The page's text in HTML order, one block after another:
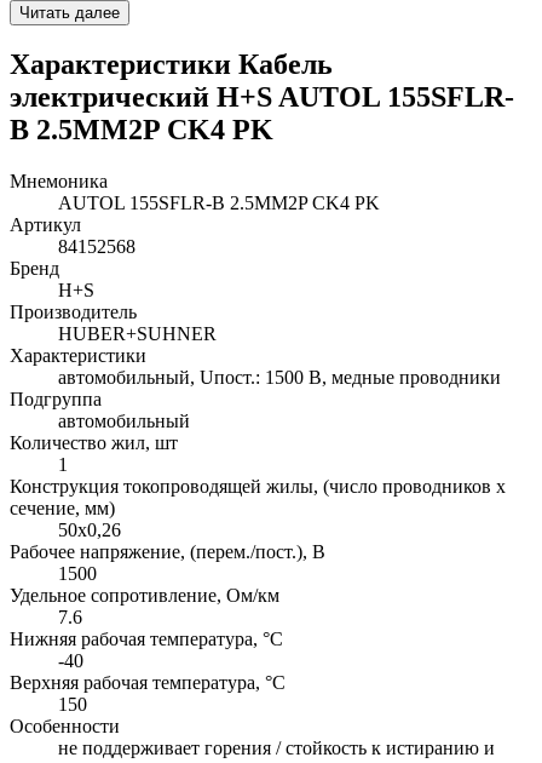
Читать далее
Характеристики Кабель
электрический H+S AUTOL 155SFLR-
B 2.5MM2P CK4 PK
Мнемоника
AUTOL 155SFLR-B 2.5MM2P CK4 PK
Артикул
84152568
Бренд
H+S
Производитель
HUBER+SUHNER
Характеристики
автомобильный, Uпост.: 1500 В, медные проводники
Подгруппа
автомобильный
Количество жил, шт
1
Конструкция токопроводящей жилы, (число проводников х
сечение, мм)
50x0,26
Рабочее напряжение, (перем./пост.), В
1500
Удельное сопротивление, Ом/км
7.6
Нижняя рабочая температура, °C
-40
Верхняя рабочая температура, °C
150
Особенности
не поддерживает горения / стойкость к истиранию и